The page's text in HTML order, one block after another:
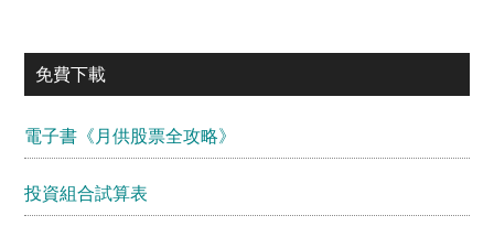
免費下載
電子書《月供股票全攻略》
投資組合試算表